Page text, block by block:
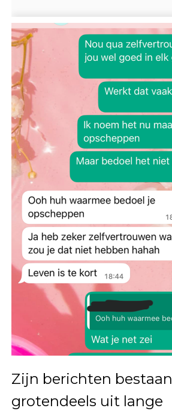
Zijn berichten bestaan
grotendeels uit lange